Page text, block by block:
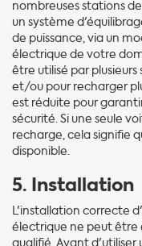
nombreuses stations
un système
de puissance, via un
électrique de votre
être utilisé par
et/ou pour recharger
est réduite pour
sécurité. Si une seule
recharge, cela signifie
disponible.
5. Installation
L'installation correcte
électrique ne peut être